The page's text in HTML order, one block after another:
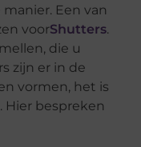
Een van
voorShutters.
die u
zijn er in de
vormen, het is
Hier bespreken